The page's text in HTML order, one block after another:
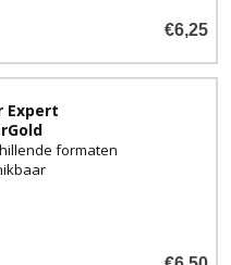
€6,25
Expert
formaten